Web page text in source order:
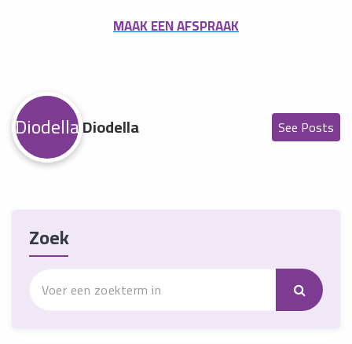
MAAK EEN AFSPRAAK
DiodellaDiodella See Posts
Zoek